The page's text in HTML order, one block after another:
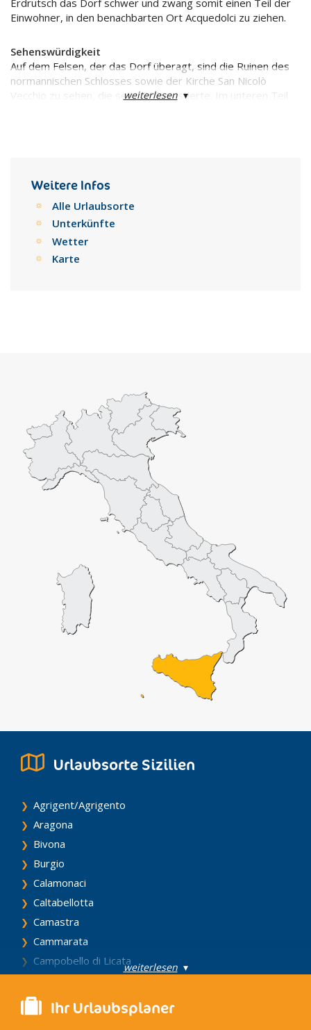
Einwohner, in den benachbarten Ort Acquedolci zu ziehen.
Sehenswürdigkeit
Auf dem Felsen, der das Dorf überagt, sind die Ruinen des
normannischen Schlosses sowie der Kirche San Nicolò
Vecchio zu sehen, die seit 1308 existierte. Im unteren Teil
Veranstaltung der "Giudei di San Fratello" und der "Diavoli di
mit bunten Kostümen, verbergen sich unter roten Masken,
binden Schwänze an die Kostüme und verlängern die Zungen
mit Lederstücken, posaunen und klappern vom frühen
Morgen bis zum Beginn der Prozession.
weiterlesen▾
Weitere Infos
Alle Urlaubsorte
Unterkünfte
Wetter
Karte
Urlaubsorte Sizilien
Agrigent/Agrigento
Aragona
Bivona
Burgio
Calamonaci
Caltabellotta
Camastra
Cammarata
Campobello di Licata
Casteltermini
Castrofilippo
weiterlesen▾
Ihr Urlaubsplaner